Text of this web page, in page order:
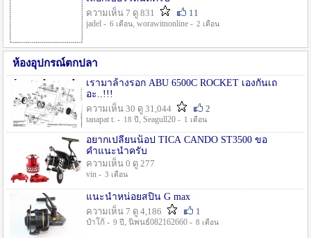
ความเห็น 7 ดู 831
11
jadel - 6 เดือน, worawitnonline - 2 เดือน
ห้องอุปกรณ์ตกปลา
เรามาล้างรอก ABU 6500C ROCKET เองกันเถ
อะ..!!!
ความเห็น 30 ดู 31,044
2
tanapat t. - 18 ปี , Seagull20 - 1 เดือน
อยากเปลี่ยนน็อป TICA CANDO ST3500 ขอ
คำแนะนำครับ
ความเห็น 0 ดู 277
vin - 3 เดือน
แนะนำหน่อยสปิน G max
ความเห็น 7 ดู 4,186
1
ป๋าโก้ - 9 ปี , นิพนธ์082162660 - 8 เดือน